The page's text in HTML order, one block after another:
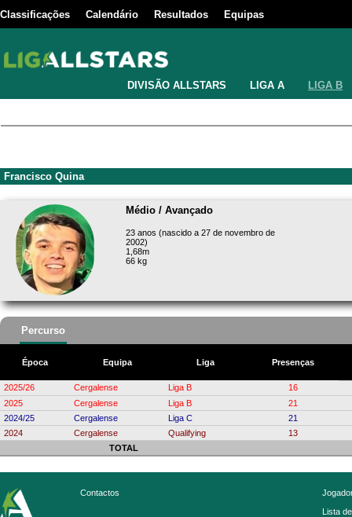
Classificações Calendário Resultados Equipas
DIVISÃO ALLSTARS LIGA A LIGA B
Francisco Quina
Médio / Avançado
23 anos (nascido a 27 de novembro de
2002)
1,68m
66 kg
Percurso
Época Equipa Liga Presenças
2025/26 Cergalense Liga B
16
2025
Cergalense Liga B
21
2024/25
Cergalense Liga C
21
2024
Cergalense Qualifying
13
TOTAL
Contactos
Lista